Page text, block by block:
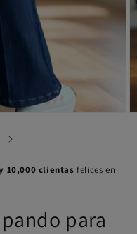
10,000 clientasfelices en
para